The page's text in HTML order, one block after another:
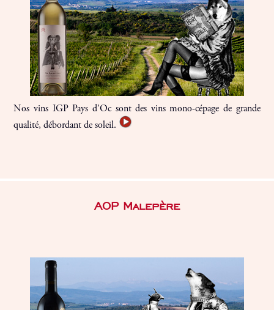
Nos vins IGP Pays d’Oc sont des vins mono-cépage de grande
qualité, débordant de soleil.
AOP Malepère